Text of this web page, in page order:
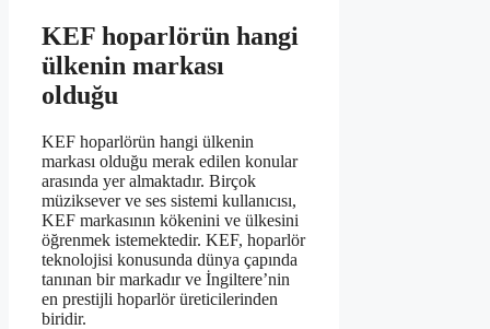
KEF hoparlörün hangi
ülkenin markası
olduğu
KEF hoparlörün hangi ülkenin
markası olduğu merak edilen konular
arasında yer almaktadır. Birçok
müziksever ve ses sistemi kullanıcısı,
KEF markasının kökenini ve ülkesini
öğrenmek istemektedir. KEF, hoparlör
teknolojisi konusunda dünya çapında
tanınan bir markadır ve İngiltere’nin
en prestijli hoparlör üreticilerinden
biridir.